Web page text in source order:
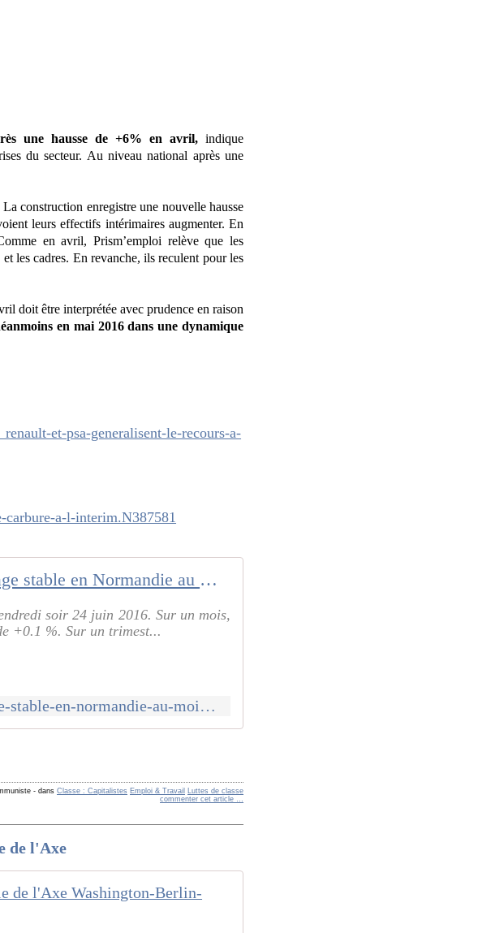
une hausse de +6% en avril,indique
du secteur. Au niveau national après une
construction enregistre une nouvelle hausse
leurs effectifs intérimaires augmenter. En
en avril, Prism’emploi relève que les
les cadres. En revanche, ils reculent pour les
doit être interprétée avec prudence en raison
en mai 2016 dans une dynamique
et-psa-generalisent-le-recours-a-
a-l-interim.N387581
Chômage stable en Normandie au mois de mai
soir 24 juin 2016. Sur un mois,
+0.1 %. Sur un trimest...
http://www.tendanceouest.com/actualite-141190-chomage-stable-en-normandie-au-mois-de-mai.html
- dansClasse : Capitalistes Emploi & Travail Luttes de classe
commenter cet article …
de l'Axe